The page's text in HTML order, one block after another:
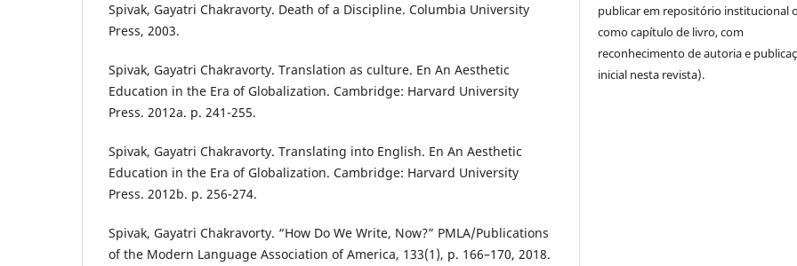
Spivak, Gayatri Chakravorty. Death of a Discipline. Columbia University
Press, 2003.
Spivak, Gayatri Chakravorty. Translation as culture. En An Aesthetic
Education in the Era of Globalization. Cambridge: Harvard University
Press. 2012a. p. 241-255.
Spivak, Gayatri Chakravorty. Translating into English. En An Aesthetic
Education in the Era of Globalization. Cambridge: Harvard University
Press. 2012b. p. 256-274.
Spivak, Gayatri Chakravorty. “How Do We Write, Now?” PMLA/Publications
of the Modern Language Association of America, 133(1), p. 166–170, 2018.
publicar em repositório institucional
como capítulo de livro, com
reconhecimento de autoria e
inicial nesta revista).